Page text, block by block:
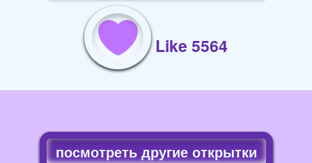
Like 5564
посмотреть другие открытки